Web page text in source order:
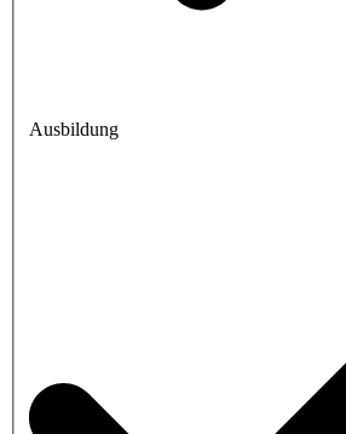
Ausbildung